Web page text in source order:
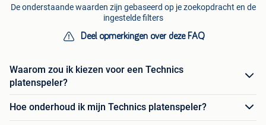
De onderstaande waarden zijn gebaseerd op je zoekopdracht en de
ingestelde filters
Deel opmerkingen over deze FAQ
Waarom zou ik kiezen voor een Technics
platenspeler?
Hoe onderhoud ik mijn Technics platenspeler?